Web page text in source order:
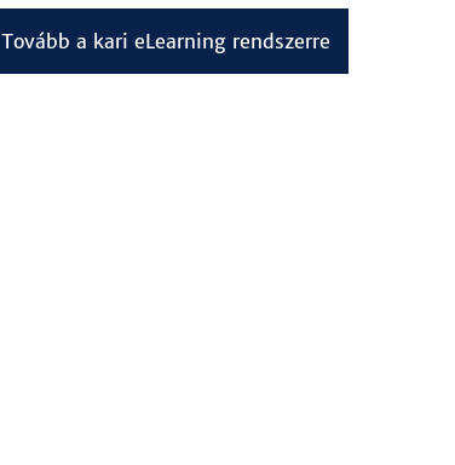
Tovább a kari eLearning rendszerre